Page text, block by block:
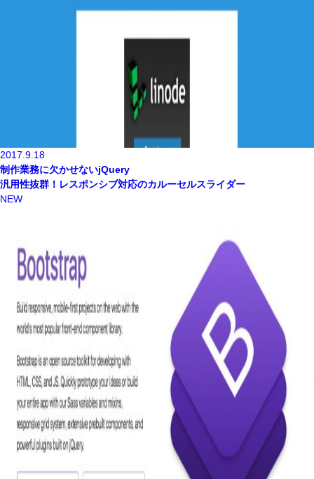
2017.9.18
制作業務に欠かせないjQuery
汎用性抜群！レスポンシブ対応のカルーセルスライダー
NEW